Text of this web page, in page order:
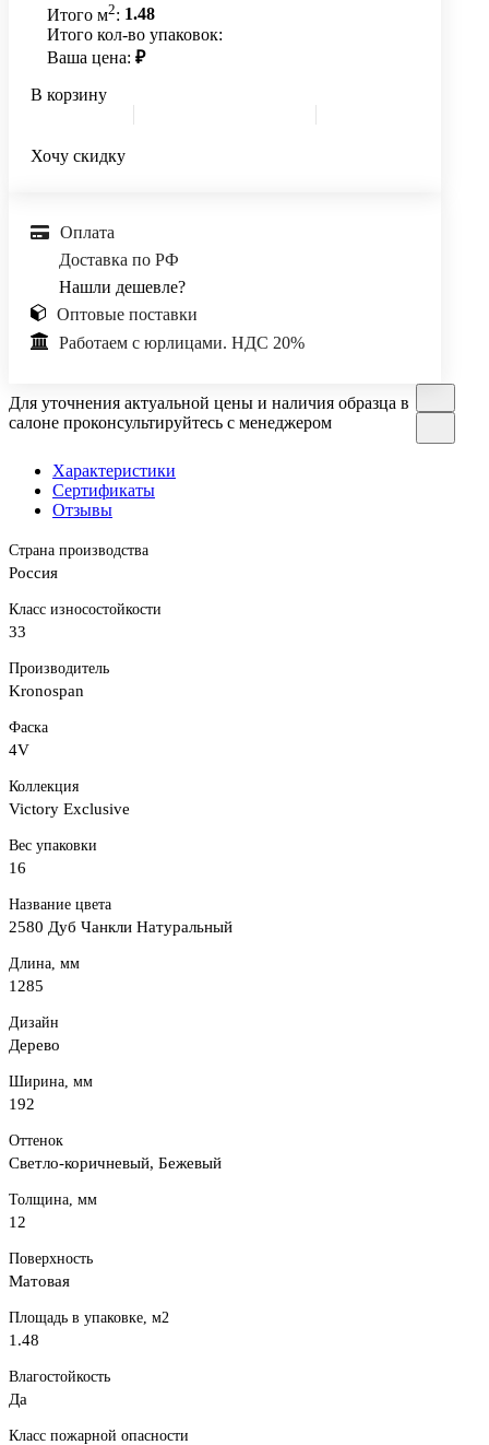
Итого м2: 1.48
Итого кол-во упаковок:
Ваша цена: ₽
В корзину
Хочу скидку
Оплата
Доставка по РФ
Нашли дешевле?
Оптовые поставки
Работаем с юрлицами. НДС 20%
Для уточнения актуальной цены и наличия образца в
салоне проконсультируйтесь с менеджером
Характеристики
Сертификаты
Отзывы
Страна производства
Россия
Класс износостойкости
33
Производитель
Kronospan
Фаска
4V
Коллекция
Victory Exclusive
Вес упаковки
16
Название цвета
2580 Дуб Чанкли Натуральный
Длина, мм
1285
Дизайн
Дерево
Ширина, мм
192
Оттенок
Светло-коричневый, Бежевый
Толщина, мм
12
Поверхность
Матовая
Площадь в упаковке, м2
1.48
Влагостойкость
Да
Класс пожарной опасности